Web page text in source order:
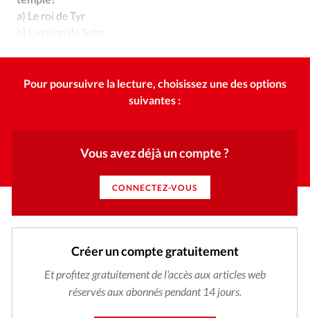
RUBRIQUES
Actualité internationale
Chronique
Culture
Dossier
Eglises Foi Génération réveil
Monde
Publireportage
Relations Aujourd'hui
a) Le roi de Tyr
b) La reine de Saba
Pour poursuivre la lecture, choisissez une des options
suivantes :
Vous avez déjà un compte ?
CONNECTEZ-VOUS
Créer un compte gratuitement
Et profitez gratuitement de l'accès aux articles web
réservés aux abonnés pendant 14 jours.